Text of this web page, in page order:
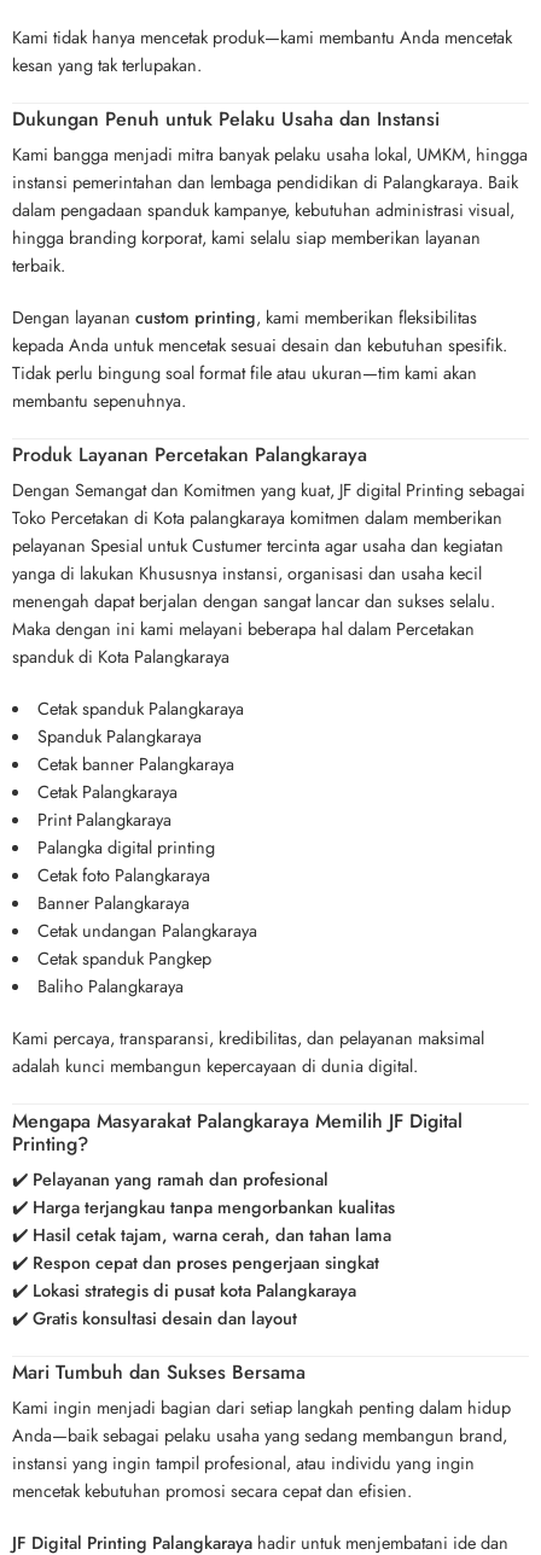
Kami tidak hanya mencetak produk—kami membantu Anda mencetak
kesan yang tak terlupakan.
Dukungan Penuh untuk Pelaku Usaha dan Instansi
Kami bangga menjadi mitra banyak pelaku usaha lokal, UMKM, hingga
instansi pemerintahan dan lembaga pendidikan di Palangkaraya. Baik
dalam pengadaan spanduk kampanye, kebutuhan administrasi visual,
hingga branding korporat, kami selalu siap memberikan layanan
terbaik.
Dengan layanan custom printing, kami memberikan fleksibilitas
kepada Anda untuk mencetak sesuai desain dan kebutuhan spesifik.
Tidak perlu bingung soal format file atau ukuran—tim kami akan
membantu sepenuhnya.
Produk Layanan Percetakan Palangkaraya
Dengan Semangat dan Komitmen yang kuat, JF digital Printing sebagai
Toko Percetakan di Kota palangkaraya komitmen dalam memberikan
pelayanan Spesial untuk Custumer tercinta agar usaha dan kegiatan
yanga di lakukan Khususnya instansi, organisasi dan usaha kecil
menengah dapat berjalan dengan sangat lancar dan sukses selalu.
Maka dengan ini kami melayani beberapa hal dalam Percetakan
spanduk di Kota Palangkaraya
Cetak spanduk Palangkaraya
Spanduk Palangkaraya
Cetak banner Palangkaraya
Cetak Palangkaraya
Print Palangkaraya
Palangka digital printing
Cetak foto Palangkaraya
Banner Palangkaraya
Cetak undangan Palangkaraya
Cetak spanduk Pangkep
Baliho Palangkaraya
Kami percaya, transparansi, kredibilitas, dan pelayanan maksimal
adalah kunci membangun kepercayaan di dunia digital.
Mengapa Masyarakat Palangkaraya Memilih JF Digital
Printing?
✔️ Pelayanan yang ramah dan profesional
✔️ Harga terjangkau tanpa mengorbankan kualitas
✔️ Hasil cetak tajam, warna cerah, dan tahan lama
✔️ Respon cepat dan proses pengerjaan singkat
✔️ Lokasi strategis di pusat kota Palangkaraya
✔️Gratis konsultasi desain dan layout
Mari Tumbuh dan Sukses Bersama
Kami ingin menjadi bagian dari setiap langkah penting dalam hidup
Anda—baik sebagai pelaku usaha yang sedang membangun brand,
instansi yang ingin tampil profesional, atau individu yang ingin
mencetak kebutuhan promosi secara cepat dan efisien.
JF Digital Printing Palangkaraya hadir untuk menjembatani ide dan